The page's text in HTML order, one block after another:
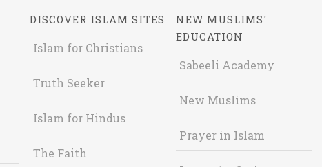
DISCOVER ISLAM SITES
Islam for Christians
Truth Seeker
Islam for Hindus
The Faith
NEW MUSLIMS'
EDUCATION
Sabeeli Academy
New Muslims
Prayer in Islam